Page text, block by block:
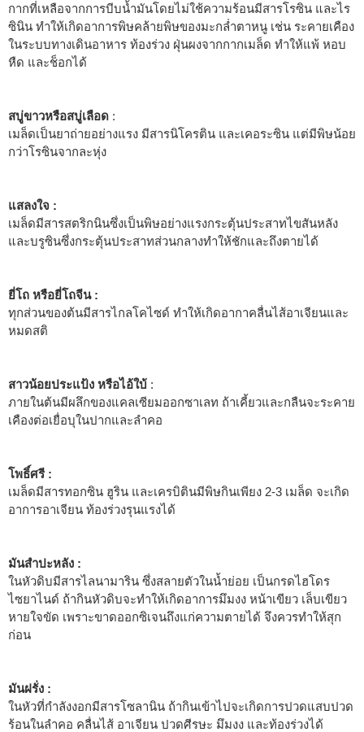
กากที่เหลือจากการบีบน้ำมันโดยไม่ใช้ความร้อนมีสารโรซิน และไร
ซินิน ทำให้เกิดอาการพิษคล้ายพิษของมะกล่ำตาหนู เช่น ระคายเคือง
ในระบบทางเดินอาหาร ท้องร่วง ฝุ่นผงจากกากเมล็ด ทำให้แพ้ หอบ
หืด และช็อกได้
สบู่ขาวหรือสบู่เลือด :
เมล็ดเป็นยาถ่ายอย่างแรง มีสารนิโครติน และเคอระซิน แต่มีพิษน้อย
กว่าโรซินจากละหุ่ง
แสลงใจ :
เมล็ดมีสารสตริกนินซึ่งเป็นพิษอย่างแรงกระตุ้นประสาทไขสันหลัง
และบรูซินซึ่งกระตุ้นประสาทส่วนกลางทำให้ชักและถึงตายได้
ยี่โถ หรือยี่โถจีน :
ทุกส่วนของต้นมีสารไกลโคไซด์ ทำให้เกิดอากาคลื่นไส้อาเจียนและ
หมดสติ
สาวน้อยประแป้ง หรือไอ้ใบ้ :
ภายในต้นมีผลึกของแคลเซียมออกซาเลท ถ้าเคี้ยวและกลืนจะระคาย
เคืองต่อเยื่อบุในปากและลำคอ
โพธิ์ศรี :
เมล็ดมีสารทอกซิน ฮูริน และเครบิตินมีพิษกินเพียง 2-3 เมล็ด จะเกิด
อาการอาเจียน ท้องร่วงรุนแรงได้
มันสำปะหลัง :
ในหัวดิบมีสารไลนามาริน ซึ่งสลายตัวในน้ำย่อย เป็นกรดไฮโดร
ไซยาไนด์ ถ้ากินหัวดิบจะทำให้เกิดอาการมึมงง หน้าเขียว เล็บเขียว
หายใจขัด เพราะขาดออกซิเจนถึงแก่ความตายได้ จึงควรทำให้สุก
ก่อน
มันฝรั่ง :
ในหัวที่กำลังงอกมีสารโซลานิน ถ้ากินเข้าไปจะเกิดการปวดแสบปวด
ร้อนในลำคอ คลื่นไส้ อาเจียน ปวดศีรษะ มึมงง และท้องร่วงได้